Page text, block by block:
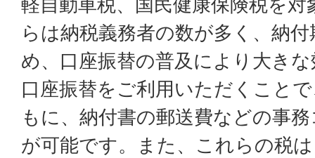
軽自動車税、国民健康保険税を
らは納税義務者の数が多く、納
め、口座振替の普及により大き
口座振替をご利用いただくこと
もに、納付書の郵送費などの事
が可能です。また、これらの税